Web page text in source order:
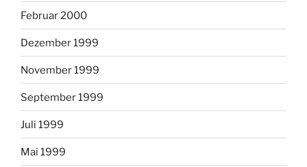
Februar 2000
Dezember 1999
November 1999
September 1999
Juli 1999
Mai 1999